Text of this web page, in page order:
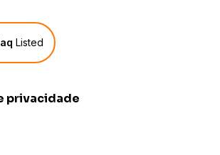
Listed
privacidade